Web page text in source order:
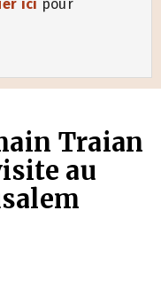
ici pour
Traian
au